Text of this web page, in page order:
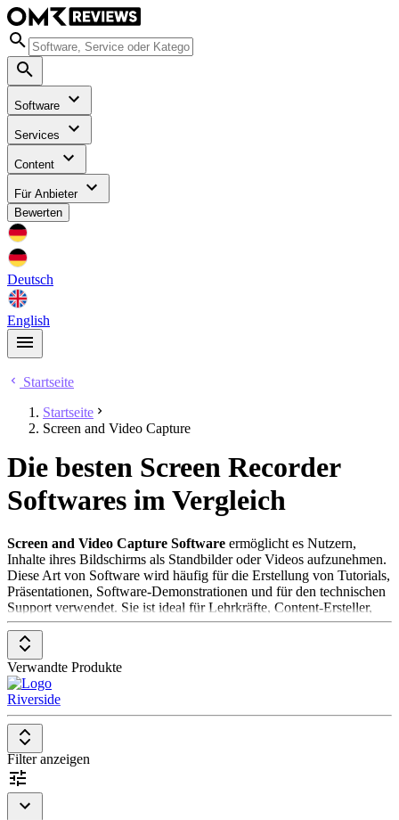
Software
Services
Content
Für Anbieter
Bewerten
Deutsch
English
Startseite
Startseite
Screen and Video Capture
Die besten Screen Recorder
Softwares im Vergleich
Screen and Video Capture Software ermöglicht es Nutzern,
Inhalte ihres Bildschirms als Standbilder oder Videos aufzunehmen.
Diese Art von Software wird häufig für die Erstellung von Tutorials,
Präsentationen, Software-Demonstrationen und für den technischen
Support verwendet. Sie ist ideal für Lehrkräfte, Content-Ersteller,
Software-Entwickler und jeden, der seine Bildschirmaktivitäten
effektiv teilen möchte. Screen and Video Capture Tools bieten
Funktionen wie die Auswahl spezifischer Aufnahmebereiche,
Audioaufnahme, Bearbeitungswerkzeuge für nachträgliche
Anpassungen und die Möglichkeit, Aufnahmen direkt auf
Plattformen wie YouTube oder in Cloud-Speichern zu teilen.
Um in der Kategorie
aufgenommen zu werden, sollte eine Lösung folgende Features und
Eigenschaften aufweisen:
Verwandte Produkte
Riverside
Filter anzeigen